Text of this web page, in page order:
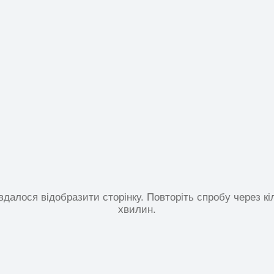
відобразити сторінку. Повторіть спробу через
хвилин.